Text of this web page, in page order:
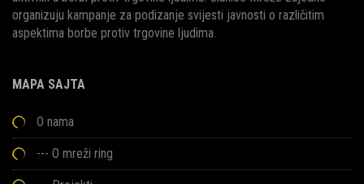
organizuju kampanje za podizanje svijesti javnosti o različitim
aspektima borbe protiv trgovine ljudima.
MAPA SAJTA
O nama
--- O mreži ring